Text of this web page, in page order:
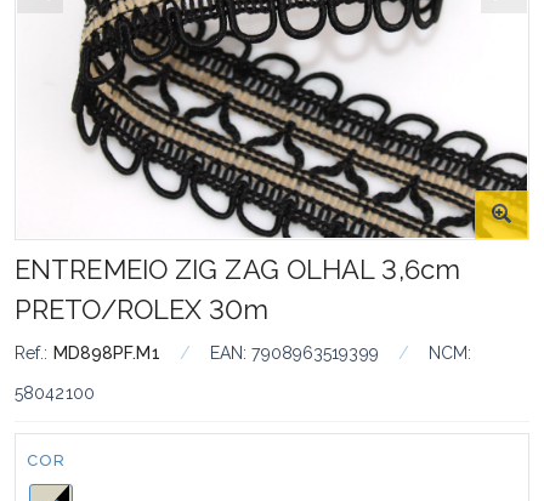
ENTREMEIO ZIG ZAG OLHAL 3,6cm
PRETO/ROLEX 30m
Ref.: MD898PF.M1 / EAN: 7908963519399 / NCM:
58042100
COR:
COR